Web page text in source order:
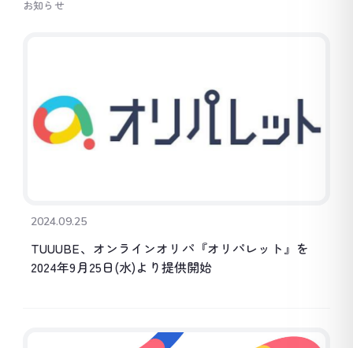
お知らせ
2024.09.25
TUUUBE、オンラインオリパ『オリパレット』を
2024年9月25日(水)より提供開始